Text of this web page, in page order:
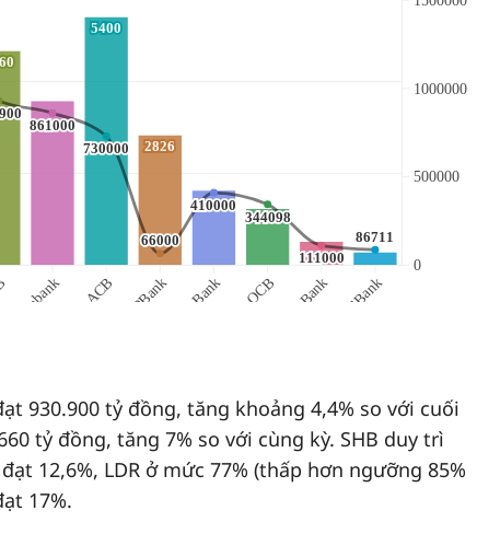
930.900 tỷ đồng, tăng khoảng 4,4% so với cuối
tỷ đồng, tăng 7% so với cùng kỳ. SHB duy trì
12,6%, LDR ở mức 77% (thấp hơn ngưỡng 85%
17%.